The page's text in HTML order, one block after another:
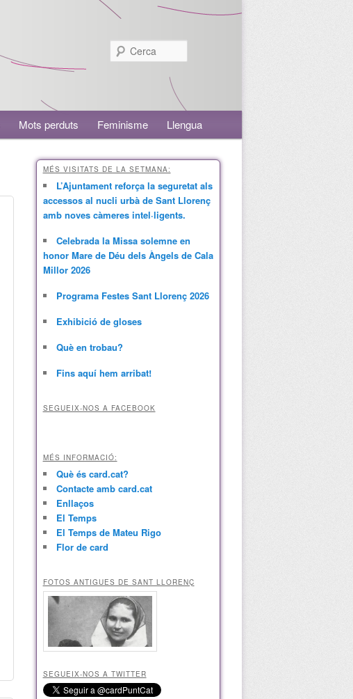
Mots perduts Feminisme Llengua
MÉS VISITATS DE LA SETMANA:
L’Ajuntament reforça la seguretat als
accessos al nucli urbà de Sant Llorenç
amb noves càmeres intel·ligents.
Celebrada la Missa solemne en
honor Mare de Déu dels Àngels de Cala
Millor 2026
Programa Festes Sant Llorenç 2026
Exhibició de gloses
Què en trobau?
Fins aquí hem arribat!
SEGUEIX-NOS A FACEBOOK
MÉS INFORMACIÓ:
Què és card.cat?
Contacte amb card.cat
Enllaços
El Temps
El Temps de Mateu Rigo
Flor de card
FOTOS ANTIGUES DE SANT LLORENÇ
SEGUEIX-NOS A TWITTER